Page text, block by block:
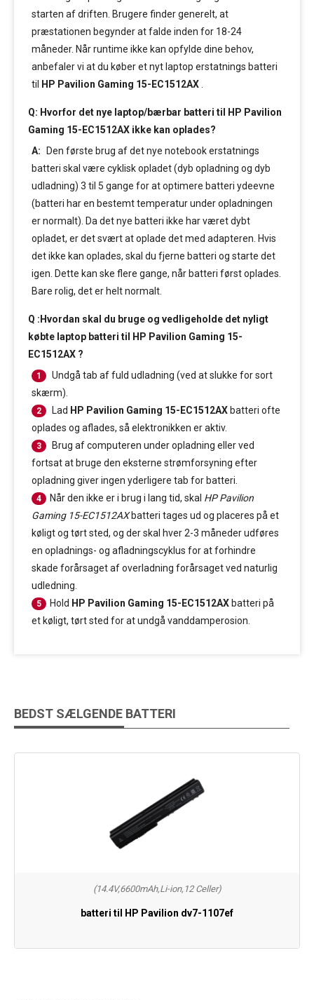
starten af driften. Brugere finder generelt, at
præstationen begynder at falde inden for 18-24
måneder. Når runtime ikke kan opfylde dine behov,
anbefaler vi at du køber et nyt laptop erstatnings batteri
til
HP Pavilion Gaming 15-EC1512AX
Q: Hvorfor det nye laptop/bærbar batteri til HP Pavilion
Gaming 15-EC1512AX ikke kan oplades?
A:
Den første brug af det nye notebook erstatnings
batteri skal være cyklisk opladet (dyb opladning og dyb
udladning) 3 til 5 gange for at optimere batteri ydeevne
(batteri har en bestemt temperatur under opladningen
er normalt). Da det nye batteri ikke har været dybt
opladet, er det svært at oplade det med adapteren. Hvis
det ikke kan oplades, skal du fjerne batteri og starte det
igen. Dette kan ske flere gange, når batteri først oplades.
Bare rolig, det er helt normalt.
Q :Hvordan skal du bruge og vedligeholde det nyligt
købte laptop batteri til HP Pavilion Gaming 15-
EC1512AX ?
1
Undgå tab af fuld udladning (ved at slukke for sort
skærm).
2 Lad HP Pavilion Gaming 15-EC1512AX batteri ofte
oplades og aflades, så elektronikken er aktiv.
3
Brug af computeren under opladning eller ved
fortsat at bruge den eksterne strømforsyning efter
opladning giver ingen yderligere tab for batteri.
4 Når den ikke er i brug i lang tid, skal HP Pavilion
Gaming 15-EC1512AXbatteri tages ud og placeres på et
køligt og tørt sted, og der skal hver 2-3 måneder udføres
en opladnings- og afladningscyklus for at forhindre
skade forårsaget af overladning forårsaget ved naturlig
udledning.
5 Hold HP Pavilion Gaming 15-EC1512AX batteri på
et køligt, tørt sted for at undgå vanddamperosion.
BEDST SÆLGENDE BATTERI
(14.4V,6600mAh,Li-ion,12 Celler)
batteri til HP Pavilion dv7-1107ef